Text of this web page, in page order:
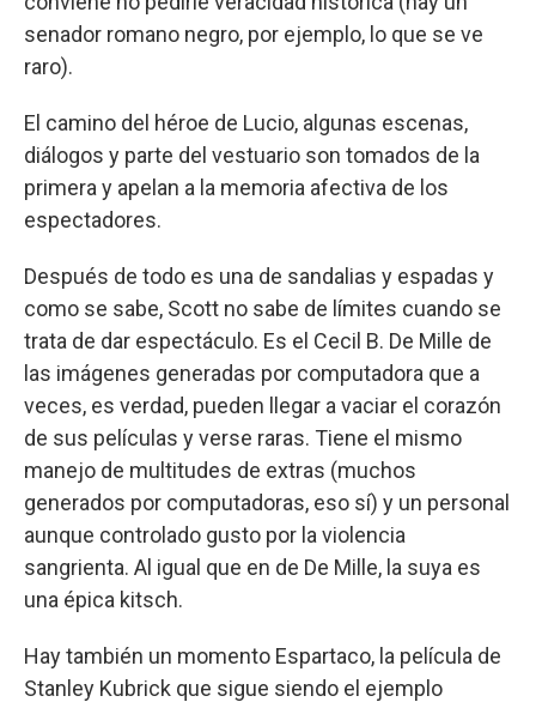
senador romano negro, por ejemplo, lo que se ve
raro).
El camino del héroe de Lucio, algunas escenas,
diálogos y parte del vestuario son tomados de la
primera y apelan a la memoria afectiva de los
espectadores.
Después de todo es una de sandalias y espadas y
como se sabe, Scott no sabe de límites cuando se
trata de dar espectáculo. Es el Cecil B. De Mille de
las imágenes generadas por computadora que a
veces, es verdad, pueden llegar a vaciar el corazón
de sus películas y verse raras. Tiene el mismo
manejo de multitudes de extras (muchos
generados por computadoras, eso sí) y un personal
aunque controlado gusto por la violencia
sangrienta. Al igual que en de De Mille, la suya es
una épica kitsch.
Hay también un momento Espartaco, la película de
Stanley Kubrick que sigue siendo el ejemplo